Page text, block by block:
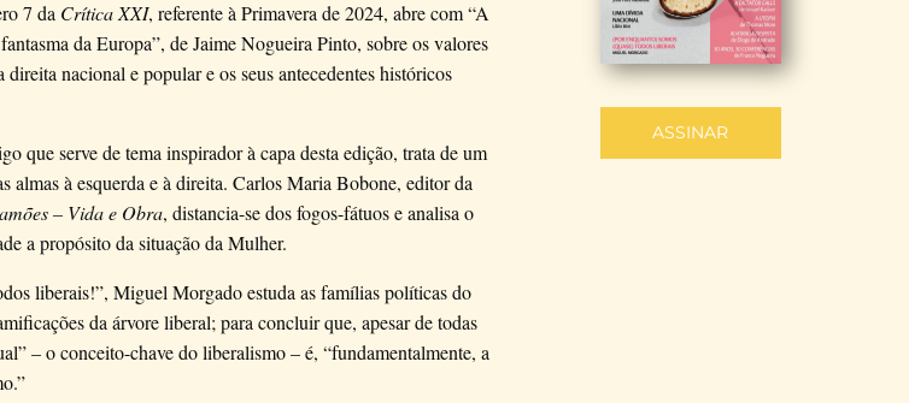
7 da Crítica XXI, referente à Primavera de 2024, abre com “A
da Europa”, de Jaime Nogueira Pinto, sobre os valores
nacional e popular e os seus antecedentes históricos
que serve de tema inspirador à capa desta edição, trata de um
almas à esquerda e à direita. Carlos Maria Bobone, editor da
– Vida e Obra, distancia-se dos fogos-fátuos e analisa o
a propósito da situação da Mulher.
liberais!”, Miguel Morgado estuda as famílias políticas do
da árvore liberal; para concluir que, apesar de todas
– o conceito-chave do liberalismo – é, “fundamentalmente, a
ASSINAR